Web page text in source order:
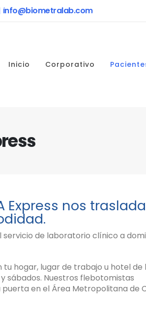
info@biometralab.com
Inicio Corporativo
Express nos
servicio de laboratorio clínico a
hogar, lugar de trabajo u hotel de
sábados. Nuestros flebotomistas
en el Área Metropolitana de